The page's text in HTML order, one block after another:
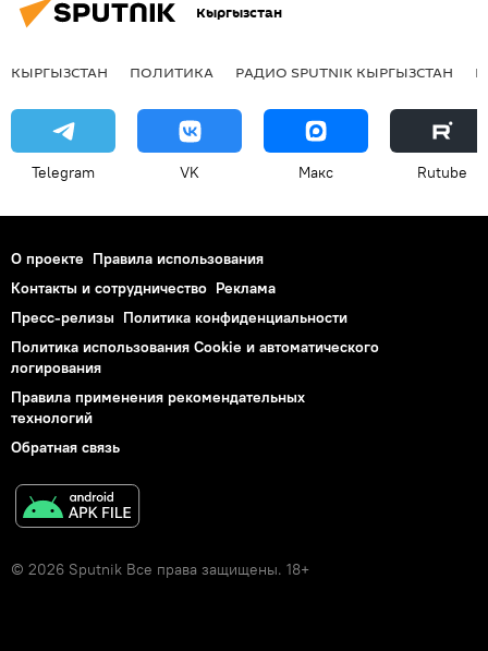
Кыргызстан
КЫРГЫЗСТАН ПОЛИТИКА РАДИО SPUTNIK КЫРГЫЗСТАН
Telegram VK Макс Rutube
О проекте Правила использования
Контакты и сотрудничество Реклама
Пресс-релизы Политика конфиденциальности
Политика использования Cookie и автоматического
логирования
Правила применения рекомендательных
технологий
Обратная связь
© 2026 Sputnik Все права защищены. 18+